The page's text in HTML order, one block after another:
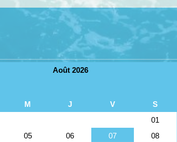
n’hésitez pas à me contacter.